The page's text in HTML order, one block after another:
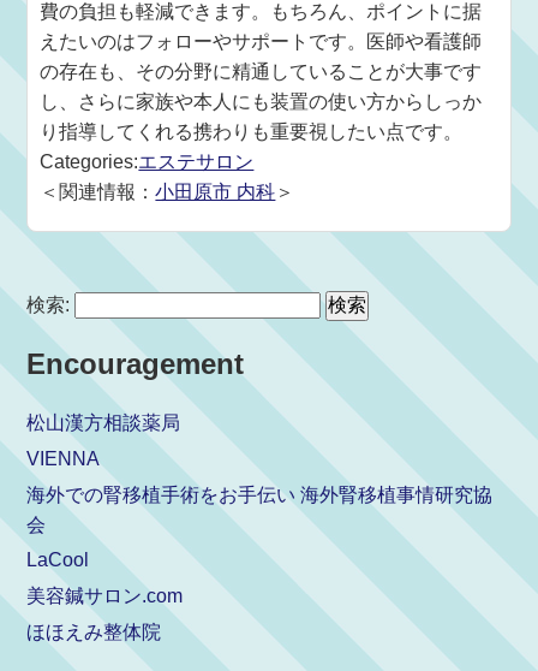
費の負担も軽減できます。もちろん、ポイントに据
えたいのはフォローやサポートです。医師や看護師
の存在も、その分野に精通していることが大事です
し、さらに家族や本人にも装置の使い方からしっか
り指導してくれる携わりも重要視したい点です。
Categories:エステサロン
＜関連情報：小田原市 内科 ＞
検索:
Encouragement
松山漢方相談薬局
VIENNA
海外での腎移植手術をお手伝い 海外腎移植事情研究協
会
LaCool
美容鍼サロン.com
ほほえみ整体院